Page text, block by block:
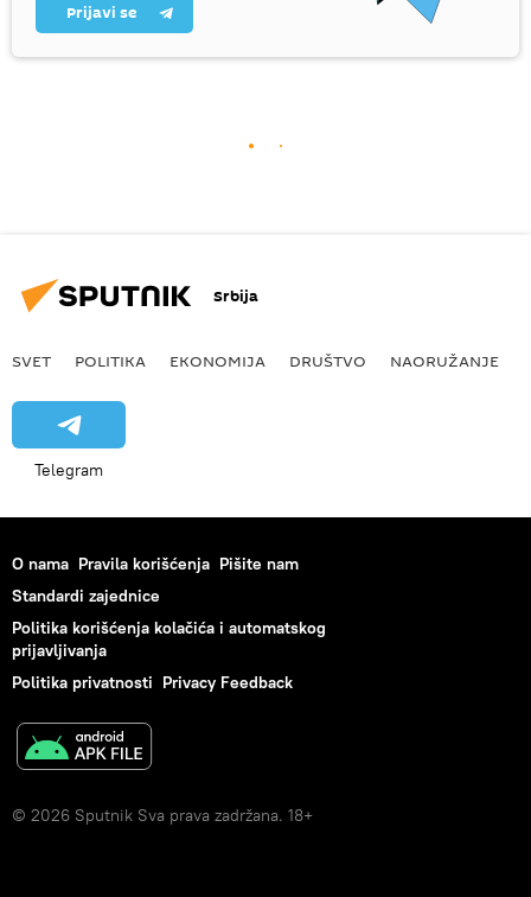
Prijavi se
Srbija
SVET POLITIKA EKONOMIJA DRUŠTVO NAORUŽANJE
Telegram
O nama Pravila korišćenja Pišite nam
Standardi zajednice
Politika korišćenja kolačića i automatskog
prijavljivanja
Politika privatnosti Privacy Feedback
© 2026 Sputnik Sva prava zadržana. 18+